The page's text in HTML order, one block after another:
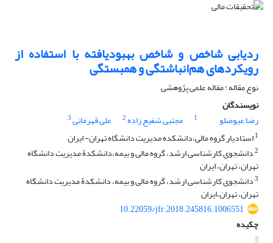
ردیابی شاخص و شاخص بهبودیافته با استفاده از
رویکردهای هم‌انباشتگی و همبستگی
نوع مقاله : مقاله علمی پژوهشی
نویسندگان
رضا عیوضلو
1 مجتبی شفیع زاده2 علی قهرمانی3
1استادیار گروه مالی،دانشکده مدیریت دانشگاه تهران- ایران
2دانشجوی کارشناسی ارشد، گروه مالی و بیمه،دانشکدۀ مدیریت دانشگاه
تهران، تهران، ایران
3دانشجوی کارشناسی ارشد، گروه مالی و بیمه، دانشکدۀ مدیریت دانشگاه
تهران، تهران،ایران
10.22059/jfr.2018.245816.1006551
چکیده